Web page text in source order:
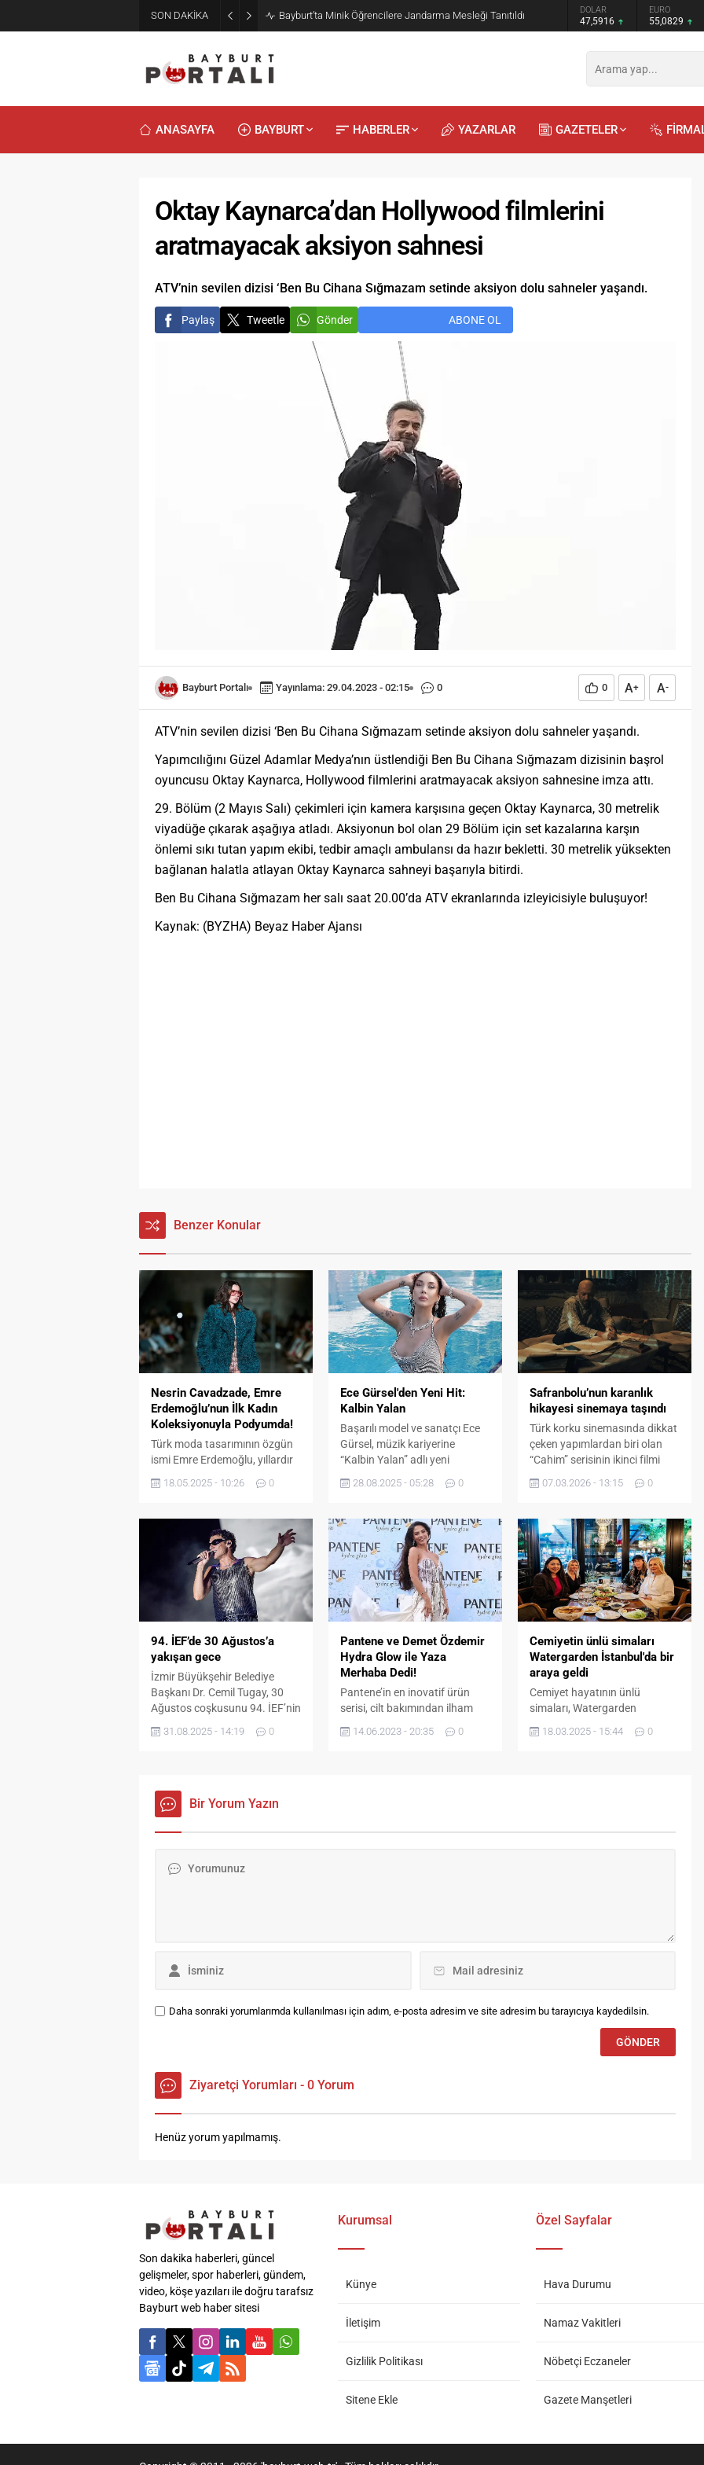
SON DAKİKA Bayburt’ta Minik Öğrencilere Jandarma Mesleği TanıtıldıGRAM ALTIN
6.521,34
DOLAR
47,5916
EURO
55,0829
ANASAYFA BAYBURT HABERLER YAZARLAR GAZETELER
Oktay Kaynarca’dan Hollywood filmlerini
aratmayacak aksiyon sahnesi
ATV’nin sevilen dizisi ‘Ben Bu Cihana Sığmazam setinde aksiyon dolu sahneler yaşandı.
Paylaş Tweetle Gönder ABONE OL
Bayburt Portalı Yayınlama: 29.04.2023 - 02:15 0 0 A+ A-
ATV’nin sevilen dizisi ‘Ben Bu Cihana Sığmazam setinde aksiyon dolu sahneler yaşandı.
Yapımcılığını Güzel Adamlar Medya’nın üstlendiği Ben Bu Cihana Sığmazam dizisinin başrol
oyuncusu Oktay Kaynarca, Hollywood filmlerini aratmayacak aksiyon sahnesine imza attı.
29. Bölüm (2 Mayıs Salı) çekimleri için kamera karşısına geçen Oktay Kaynarca, 30 metrelik
viyadüğe çıkarak aşağıya atladı. Aksiyonun bol olan 29 Bölüm için set kazalarına karşın
önlemi sıkı tutan yapım ekibi, tedbir amaçlı ambulansı da hazır bekletti. 30 metrelik yüksekten
bağlanan halatla atlayan Oktay Kaynarca sahneyi başarıyla bitirdi.
Ben Bu Cihana Sığmazam her salı saat 20.00’da ATV ekranlarında izleyicisiyle buluşuyor!
Kaynak: (BYZHA) Beyaz Haber Ajansı
Benzer Konular
Nesrin Cavadzade, Emre
Erdemoğlu’nun İlk Kadın
Koleksiyonuyla Podyumda!
Türk moda tasarımının özgün
ismi Emre Erdemoğlu, yıllardır
erkek giyiminde inşa ettiği
güçlü estetiği şimdi kadın
koleksiyonu “Barlas”, Bakü
Fashion Week sahnesinde
zamansız bir zarafet ve
modern gücün kutlaması
olarak moda dünyasıyla
buluşuyor. Güç, Zarafet ve
Zamanın Ötesinde Bir Stil
“Barlas”, yalnızca bir
koleksiyon değil;...
18.05.2025 - 10:26 0
Ece Gürsel'den Yeni Hit:
Kalbin Yalan
Başarılı model ve sanatçı Ece
Gürsel, müzik kariyerine
“Kalbin Yalan” adlı yeni
şarkısıyla güçlü bir adım daha
atıyor. Sözleri Ramazan
İbrahim Küçükoğlu’na ait olan
şarkının yapımcılığını bizzat
Ece Gürsel üstleniyor. Şarkının
dağıtımı ise Türkiye’nin önde
gelen müzik şirketlerinden
DMC tarafından yapılacak.
İddialı Bir Klip: Şile’de Çekildi...
28.08.2025 - 05:28 0
Safranbolu’nun karanlık
hikayesi sinemaya taşındı
Türk korku sinemasında dikkat
çeken yapımlardan biri olan
“Cahim” serisinin ikinci filmi
“Cahim 2”, 13 Mart’ta
sinemaseverlerle buluşmaya
senaristliğini Doğukan Mısır’ın
üstlendiği film, gerçek
olaylardan esinlenen hikâyesi
ve güçlü oyuncu kadrosuyla
korku türünün meraklılarını
yeniden karanlık bir hikâyenin
içine davet ediyor. Filmde, gişe
rekorları kıran Dabbe
serisinin...
07.03.2026 - 13:15 0
94. İEF’de 30 Ağustos’a
yakışan gece
İzmir Büyükşehir Belediye
Başkanı Dr. Cemil Tugay, 30
Ağustos coşkusunu 94. İEF’nin
Çim Konserleri’nde İzmirlilerle
kutladı. Ali Altay konserinde
Altay’ın ardından Edis sahneye
çıktı. İzmir’de 30 Ağustos
Zafer Bayramı kutlamalarının
Enternasyonal Fuarı (İEF)...
31.08.2025 - 14:19 0
Pantene ve Demet Özdemir
Hydra Glow ile Yaza
Merhaba Dedi!
Pantene’in en inovatif ürün
serisi, cilt bakımından ilham
alan Yeni Pantene Hydra Glow
için Soho House Rooftop’ta
14.06.2023 - 20:35 0
Cemiyetin ünlü simaları
Watergarden İstanbul'da bir
araya geldi
Cemiyet hayatının ünlü
simaları, Watergarden
İstanbul’un ev sahipliğinde
düzenlenen davette bir araya
eşliğinde keyifli bir atmosferde
18.03.2025 - 15:44 0
Bir Yorum Yazın
Daha sonraki yorumlarımda kullanılması için adım, e-posta adresim ve site adresim bu tarayıcıya kaydedilsin.
Ziyaretçi Yorumları - 0 Yorum
Henüz yorum yapılmamış.
29.04.2026 - 12:23
Son dakika haberleri, güncel
gelişmeler, spor haberleri, gündem,
video, köşe yazıları ile doğru tarafsız
Bayburt web haber sitesi
Kurumsal
Künye
İletişim
Gizlilik Politikası
Sitene Ekle
Özel Sayfalar
Hava Durumu
Namaz Vakitleri
Nöbetçi Eczaneler
Gazete Manşetleri